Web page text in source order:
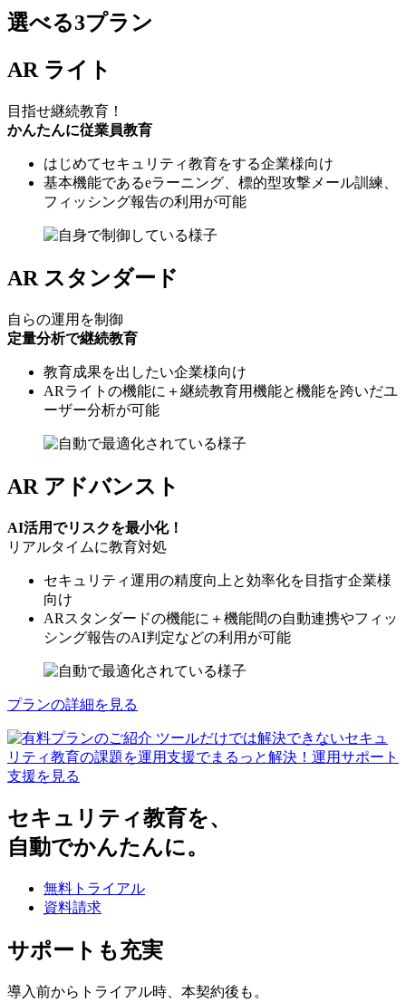
選べる3プラン
AR ライト
目指せ継続教育！
かんたんに従業員教育
はじめてセキュリティ教育をする企業様向け
基本機能であるeラーニング、標的型攻撃メール訓練、
フィッシング報告の利用が可能
AR スタンダード
自らの運用を制御
定量分析で継続教育
教育成果を出したい企業様向け
ARライトの機能に＋継続教育用機能と機能を跨いだユ
ーザー分析が可能
AR アドバンスト
AI活用でリスクを最小化！
リアルタイムに教育対処
セキュリティ運用の精度向上と効率化を目指す企業様
向け
ARスタンダードの機能に＋機能間の自動連携やフィッ
シング報告のAI判定などの利用が可能
プランの詳細を見る
セキュリティ教育を、
自動でかんたんに。
無料トライアル
資料請求
サポートも充実
導入前からトライアル時、本契約後も。